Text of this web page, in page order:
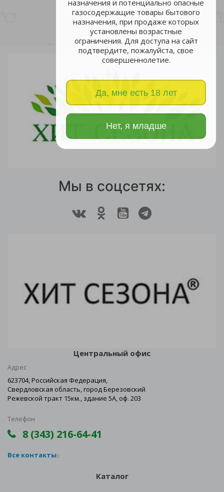
назначения и потенциально опасные
газосодержащие товары бытового
назначения, при продаже которых
установлены возрастные
ограничения. Для доступа на сайт
подтвердите, пожалуйста, свое
совершеннолетие.
Да, мне есть 18 лет
Нет, я младше
Мы в соцсетях:
Центральный офис
Адрес
623704, Российская Федерация,
Свердловская область, город Березовский
Режевской тракт 15км., здание 5А, оф. 203
Телефон
8 (343) 216-64-41
Все контакты
Каталог